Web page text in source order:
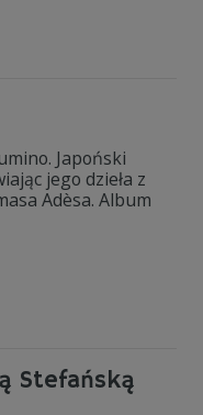
Japoński
jego dzieła z
Adèsa. Album
Stefańską